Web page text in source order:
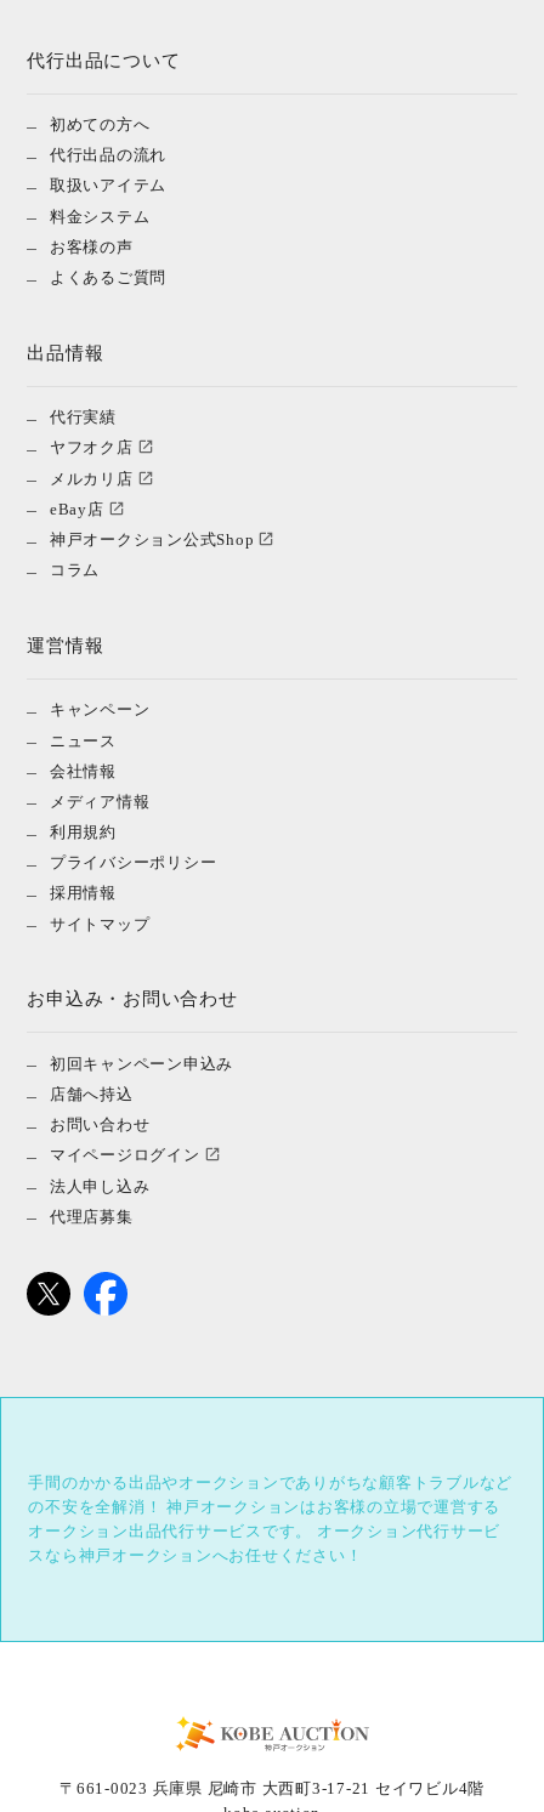
代行出品について
初めての方へ
代行出品の流れ
取扱いアイテム
料金システム
お客様の声
よくあるご質問
出品情報
代行実績
ヤフオク店
メルカリ店
eBay店
神戸オークション公式Shop
コラム
運営情報
キャンペーン
ニュース
会社情報
メディア情報
利用規約
プライバシーポリシー
採用情報
サイトマップ
お申込み・お問い合わせ
初回キャンペーン申込み
店舗へ持込
お問い合わせ
マイページログイン
法人申し込み
代理店募集
手間のかかる出品やオークションでありがちな顧客トラブルなど
の不安を全解消！
神戸オークションはお客様の立場で運営する
オークション出品代行サービスです。
オークション代行サービ
スなら神戸オークションへお任せください！
〒661-0023 兵庫県 尼崎市 大西町3-17-21 セイワビル4階